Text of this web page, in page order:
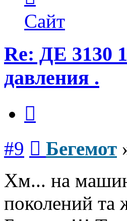
пользователя
Бегемот
Сайт
Re: ДЕ 3130
давления .
#9 Бегемот
Хм... на
поколений та